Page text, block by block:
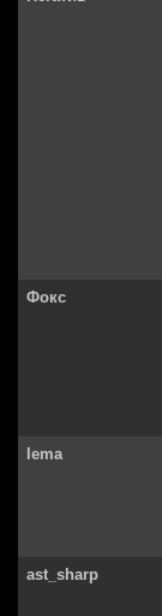
Фокс
lema
ast_sharp